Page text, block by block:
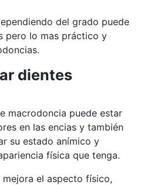
del grado puede
pero lo mas práctico y
dientes
macrodoncia puede estar
en las encias y también
su estado anímico y
física que tenga.
el aspecto físico,